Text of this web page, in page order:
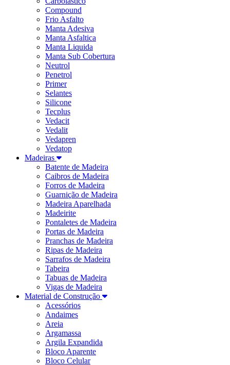
Compound
Frio Asfalto
Manta Adesiva
Manta Asfaltica
Manta Liquida
Manta Sub Cobertura
Neutrol
Penetrol
Primer
Selantes
Silicone
Tecplus
Vedacit
Vedalit
Vedapren
Vedatop
Madeiras
Batente de Madeira
Caibros de Madeira
Forros de Madeira
Guarnição de Madeira
Madeira Aparelhada
Madeirite
Pontaletes de Madeira
Portas de Madeira
Pranchas de Madeira
Ripas de Madeira
Sarrafos de Madeira
Tabeira
Tabuas de Madeira
Vigas de Madeira
Material de Construção
Acessórios
Andaimes
Areia
Argamassa
Argila Expandida
Bloco Aparente
Bloco Celular